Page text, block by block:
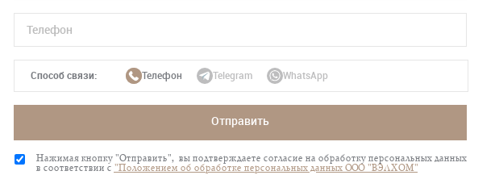
Способ связи: Телефон Telegram WhatsApp
Отправить
Нажимая кнопку "Отправить", вы подтверждаете согласие на обработку персональных данных
в соответствии с "Положением об обработке персональных данных ООО "ВЭЛХОМ"